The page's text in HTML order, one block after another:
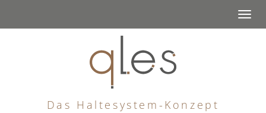
Das Haltesystem-Konzept